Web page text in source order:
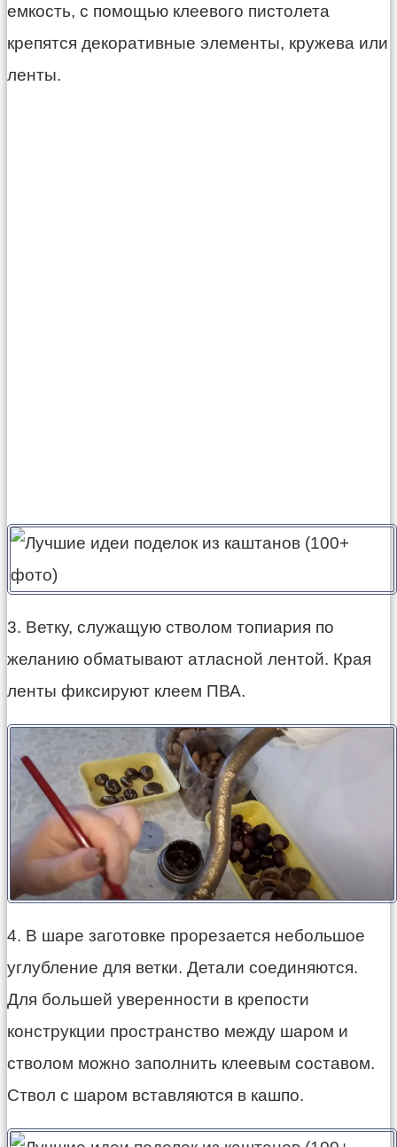
емкость, с помощью клеевого пистолета
крепятся декоративные элементы, кружева или
ленты.
3. Ветку, служащую стволом топиария по
желанию обматывают атласной лентой. Края
ленты фиксируют клеем ПВА.
4. В шаре заготовке прорезается небольшое
углубление для ветки. Детали соединяются.
Для большей уверенности в крепости
конструкции пространство между шаром и
стволом можно заполнить клеевым составом.
Ствол с шаром вставляются в кашпо.